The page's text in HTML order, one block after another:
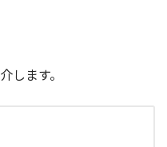
します。